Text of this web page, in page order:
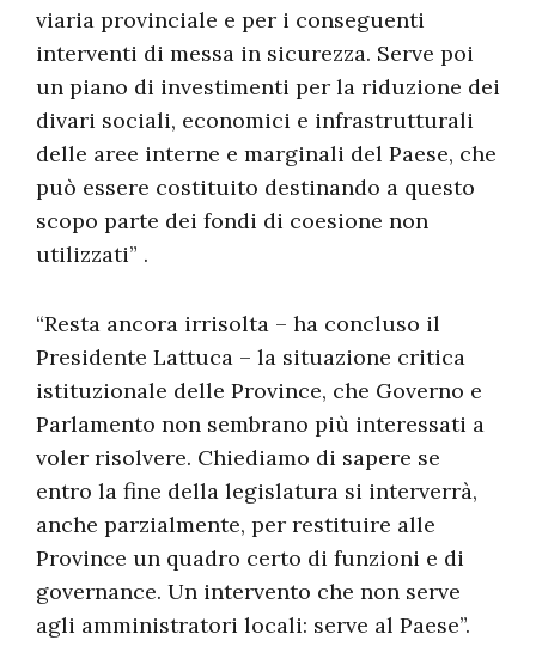
viaria provinciale e per i conseguenti
interventi di messa in sicurezza. Serve poi
un piano di investimenti per la riduzione dei
divari sociali, economici e infrastrutturali
delle aree interne e marginali del Paese, che
può essere costituito destinando a questo
scopo parte dei fondi di coesione non
utilizzati” .
“Resta ancora irrisolta – ha concluso il
Presidente Lattuca – la situazione critica
istituzionale delle Province, che Governo e
Parlamento non sembrano più interessati a
voler risolvere. Chiediamo di sapere se
entro la fine della legislatura si interverrà,
anche parzialmente, per restituire alle
Province un quadro certo di funzioni e di
governance. Un intervento che non serve
agli amministratori locali: serve al Paese”.